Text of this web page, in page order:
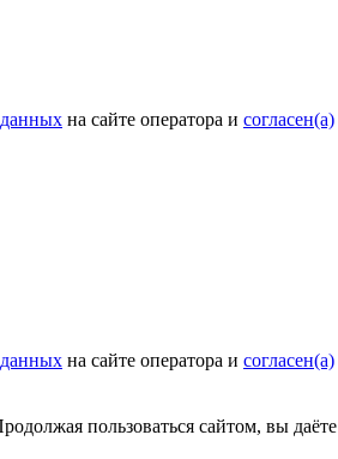
на сайте оператора и согласен(а)
на сайте оператора и согласен(а)
пользоваться сайтом, вы даёте